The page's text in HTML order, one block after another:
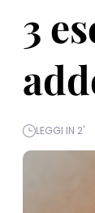
3
LEGGI IN 2'